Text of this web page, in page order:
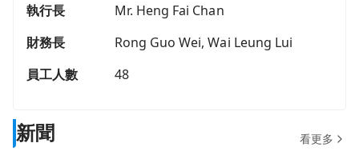
執行長
Mr. Heng Fai Chan
財務長
Rong Guo Wei, Wai Leung Lui
員工人數
48
新聞 看更多